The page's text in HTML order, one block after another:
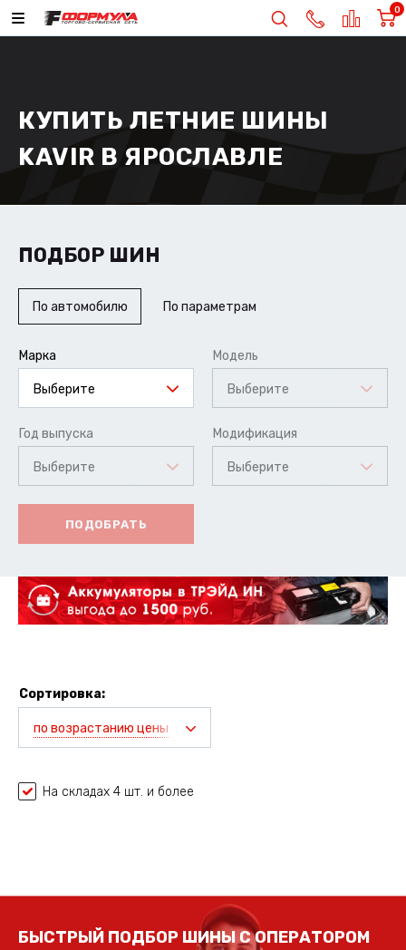
0
КУПИТЬ ЛЕТНИЕ ШИНЫ
KAVIR В ЯРОСЛАВЛЕ
ПОДБОР ШИН
По автомобилю По параметрам
Марка
Выберите
Модель
Выберите
Год выпуска
Выберите
Модификация
Выберите
ПОДОБРАТЬ
Сортировка:
по возрастанию цены
На складах 4 шт. и более
БЫСТРЫЙ ПОДБОР ШИНЫ С ОПЕРАТОРОМ